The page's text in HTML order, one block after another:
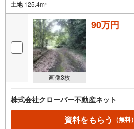
土地125.4m2
画像3枚
90万円
株式会社クローバー不動産ネット
資料をもらう （無料）